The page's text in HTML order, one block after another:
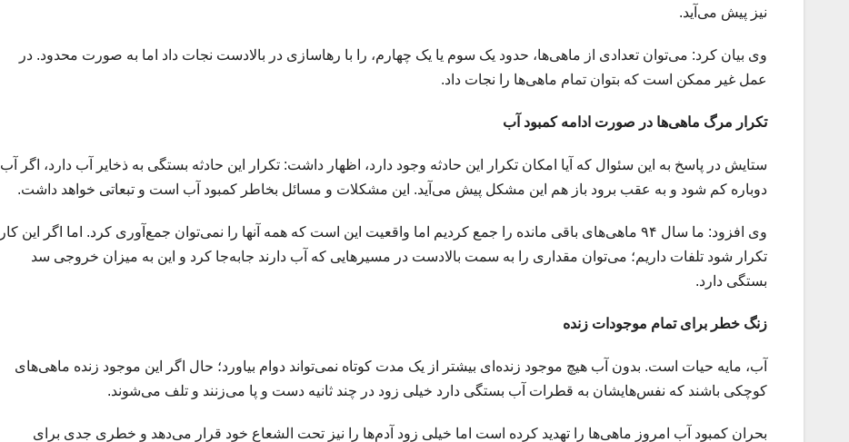
نیز پیش می‌آید.
وی بیان کرد: می‌توان تعدادی از ماهی‌ها، حدود یک سوم یا یک چهارم، را با رهاسازی در بالادست نجات داد اما به صورت محدود. در
عمل غیر ممکن است که بتوان تمام ماهی‌ها را نجات داد.
تکرار مرگ ماهی‌ها در صورت ادامه کمبود آب
ستایش در پاسخ به این سئوال که آیا امکان تکرار این حادثه وجود دارد، اظهار داشت: تکرار این حادثه بستگی به ذخایر آب دارد، اگر آب
دوباره کم شود و به عقب برود باز هم این مشکل پیش می‌آید. این مشکلات و مسائل بخاطر کمبود آب است و تبعاتی خواهد داشت.
وی افزود: ما سال ۹۴ ماهی‌های باقی مانده را جمع کردیم اما واقعیت این است که همه آنها را نمی‌توان جمع‌آوری کرد. اما اگر این کار
تکرار شود تلفات داریم؛ می‌توان مقداری را به سمت بالادست در مسیرهایی که آب دارند جابه‌جا کرد و این به میزان خروجی سد
بستگی دارد.
زنگ خطر برای تمام موجودات زنده
آب، مایه حیات است. بدون آب هیچ موجود زنده‌ای بیشتر از یک مدت کوتاه نمی‌تواند دوام بیاورد؛ حال اگر این موجود زنده ماهی‌های
کوچکی باشند که نفس‌هایشان به قطرات آب بستگی دارد خیلی زود در چند ثانیه دست و پا می‌زنند و تلف می‌شوند.
بحران کمبود آب امروز ماهی‌ها را تهدید کرده است اما خیلی زود آدم‌ها را نیز تحت الشعاع خود قرار می‌دهد و خطری جدی برای